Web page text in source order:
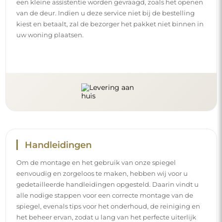
een kleine assistentie worden gevraagd, zoals het openen
van de deur. Indien u deze service niet bij de bestelling
kiest en betaalt, zal de bezorger het pakket niet binnen in
uw woning plaatsen.
Handleidingen
Om de montage en het gebruik van onze spiegel
eenvoudig en zorgeloos te maken, hebben wij voor u
gedetailleerde handleidingen opgesteld. Daarin vindt u
alle nodige stappen voor een correcte montage van de
spiegel, evenals tips voor het onderhoud, de reiniging en
het beheer ervan, zodat u lang van het perfecte uiterlijk